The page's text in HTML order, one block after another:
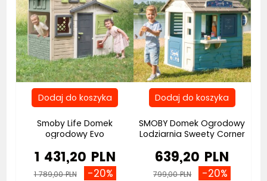
Smoby Life Domek
ogrodowy Evo
1 431,20 PLN
1 789,00 PLN -20%
SMOBY Domek Ogrodowy
Lodziarnia Sweety Corner
639,20 PLN
799,00 PLN -20%